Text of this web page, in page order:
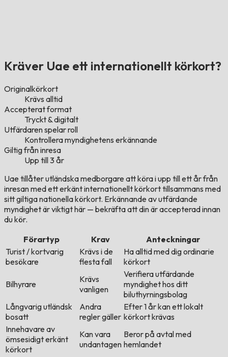
Kräver Uae ett internationellt körkort?
Originalkörkort
Krävs alltid
Accepterat format
Tryckt & digitalt
Utfärdaren spelar roll
Kontrollera myndighetens erkännande
Giltig från inresa
Upp till 3 år
Uae tillåter utländska medborgare att köra i upp till ett år från
inresan med ett erkänt internationellt körkort tillsammans med
sitt giltiga nationella körkort. Erkännande av utfärdande
myndighet är viktigt här — bekräfta att din är accepterad innan
du kör.
Förartyp
Krav
Anteckningar
Turist / kortvarig
besökare
Krävs i de
flesta fall
Ha alltid med dig ordinarie
körkort
Bilhyrare
Krävs
vanligen
Verifiera utfärdande
myndighet hos ditt
biluthyrningsbolag
Långvarig utländsk
bosatt
Andra
regler gäller
Efter 1 år kan ett lokalt
körkort krävas
Innehavare av
ömsesidigt erkänt
körkort
Kan vara
undantagen
Beror på avtal med
hemlandet